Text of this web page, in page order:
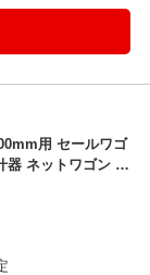
用 セールワゴ
器 ネットワゴン バ